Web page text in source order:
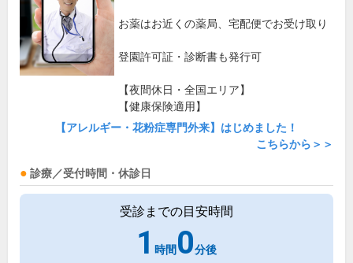
お薬はお近くの薬局、宅配便でお受け取り
登園許可証・診断書も発行可
【夜間休日・全国エリア】
【健康保険適用】
【アレルギー・花粉症専門外来】はじめました！
こちらから＞＞
診療／受付時間・休診日
受診までの目安時間
1 時間 0分後